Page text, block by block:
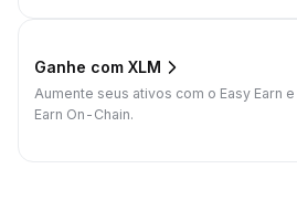
Ganhe com XLM
Aumente seus ativos com o Easy Earn e
Earn On-Chain.